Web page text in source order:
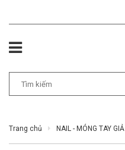
Trang chủ NAIL - MÓNG TAY GIẢ